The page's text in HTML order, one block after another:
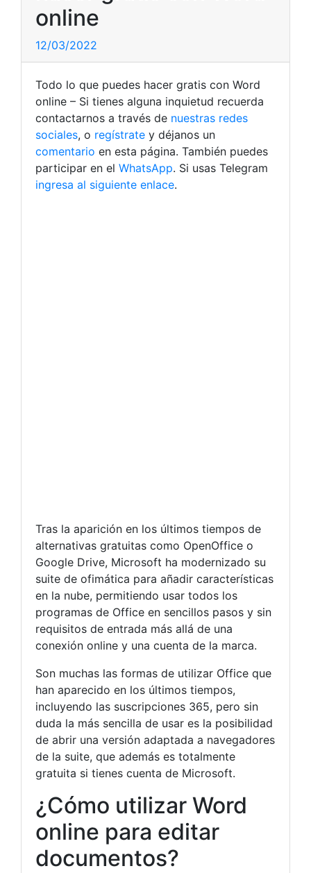
online
12/03/2022
Todo lo que puedes hacer gratis con Word
online – Si tienes alguna inquietud recuerda
contactarnos a través de nuestras redes
sociales, o regístrate y déjanos un
comentario en esta página. También puedes
participar en el WhatsApp. Si usas Telegram
ingresa al siguiente enlace.
Tras la aparición en los últimos tiempos de
alternativas gratuitas como OpenOffice o
Google Drive, Microsoft ha modernizado su
suite de ofimática para añadir características
en la nube, permitiendo usar todos los
programas de Office en sencillos pasos y sin
requisitos de entrada más allá de una
conexión online y una cuenta de la marca.
Son muchas las formas de utilizar Office que
han aparecido en los últimos tiempos,
incluyendo las suscripciones 365, pero sin
duda la más sencilla de usar es la posibilidad
de abrir una versión adaptada a navegadores
de la suite, que además es totalmente
gratuita si tienes cuenta de Microsoft.
¿Cómo utilizar Word
online para editar
documentos?